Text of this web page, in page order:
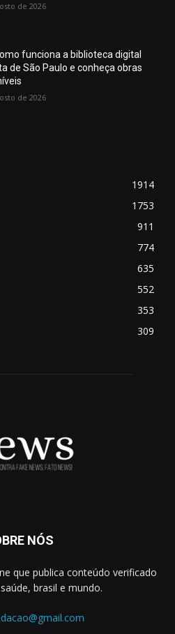
de 2026
funciona a biblioteca digital
de São Paulo e conheça obras
de 2026
1914
1753
911
774
635
552
353
309
NÓS
que publica conteúdo verificado
brasil e mundo.